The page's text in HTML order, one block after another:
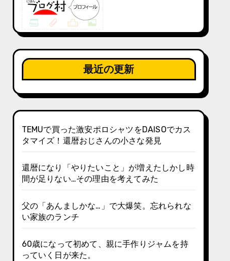
最近の更新
TEMUで買った激安ポロシャツをDAISOでカス
タマイズ！還暦おじさんの小さな発見
還暦になり「やりたいこと」が増えたしかし時
間が足りない…その理由を考えてみた
父の「あんましかな…」で大爆笑。忘れられな
い家族のランチ
60歳になって初めて、親に手作りジャムを持
っていく日が来た。